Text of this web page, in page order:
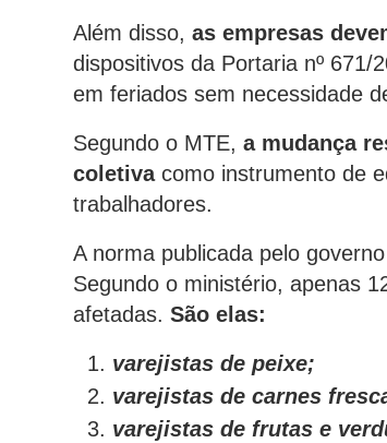
Além disso, as empresas
dispositivos da Portaria nº
em feriados sem necessidade
Segundo o MTE, a mudança
coletivacomo instrumento de
trabalhadores.
A norma publicada pelo
Segundo o ministério, apenas
afetadas. São elas:
varejistas de peixe;
varejistas de carnes
varejistas de frutas e